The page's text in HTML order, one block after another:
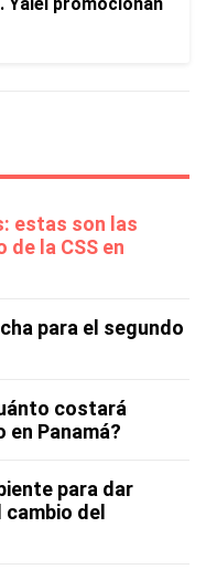
estas son las
la CSS en
para el segundo
costará
Panamá?
para dar
del